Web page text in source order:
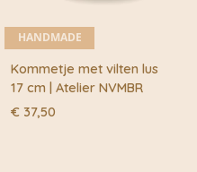
HANDMADE
Kommetje met vilten lus
17 cm | Atelier NVMBR
€ 37,50